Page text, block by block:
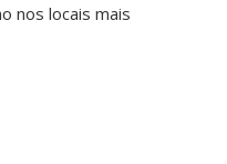
nos locais mais